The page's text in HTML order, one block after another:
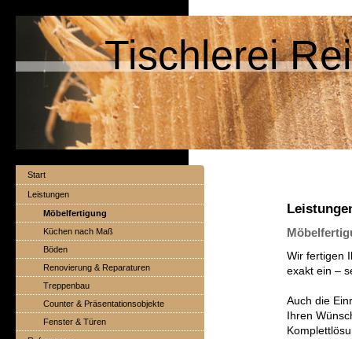
Tischlerei
Wir fertigen
exakt ein –
Auch die
Ihren
Start
Leistungen
Möbelfertigung
Küchen nach Maß
Böden
Renovierung & Reparaturen
Treppenbau
Counter & Präsentationsobjekte
Fenster & Türen